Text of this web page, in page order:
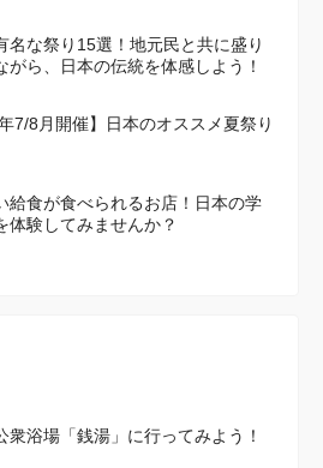
名な祭り15選！地元民と共に盛り
がら、日本の伝統を体感しよう！
年7/8月開催】日本のオススメ夏祭り
給食が食べられるお店！日本の学
体験してみませんか？
衆浴場「銭湯」に行ってみよう！